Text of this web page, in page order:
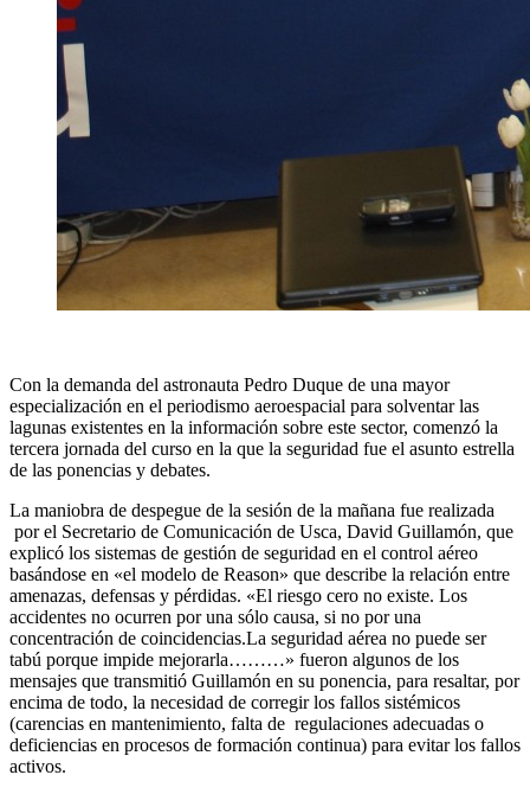
Con la demanda del astronauta Pedro Duque de una mayor
especialización en el periodismo aeroespacial para solventar las
lagunas existentes en la información sobre este sector, comenzó la
tercera jornada del curso en la que la seguridad fue el asunto estrella
de las ponencias y debates.
La maniobra de despegue de la sesión de la mañana fue realizada
por el Secretario de Comunicación de Usca, David Guillamón, que
explicó los sistemas de gestión de seguridad en el control aéreo
basándose en «el modelo de Reason» que describe la relación entre
amenazas, defensas y pérdidas. «El riesgo cero no existe. Los
accidentes no ocurren por una sólo causa, si no por una
concentración de coincidencias.La seguridad aérea no puede ser
tabú porque impide mejorarla………» fueron algunos de los
mensajes que transmitió Guillamón en su ponencia, para resaltar, por
encima de todo, la necesidad de corregir los fallos sistémicos
(carencias en mantenimiento, falta de regulaciones adecuadas o
deficiencias en procesos de formación continua) para evitar los fallos
activos.